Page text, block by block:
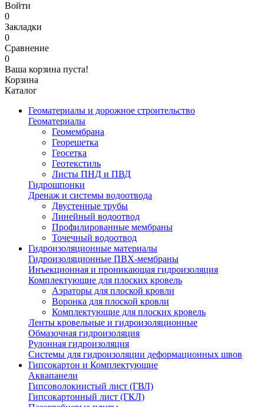
Войти
0
Закладки
0
Сравнение
0
Ваша корзина пуста!
Корзина
Каталог
Геоматериалы и дорожное строительство
Геоматериалы
Геомембрана
Георешетка
Геосетка
Геотекстиль
Листы ПНД и ПВД
Гидрошпонки
Дренаж и системы водоотвода
Двустенные трубы
Линейный водоотвод
Профилированные мембраны
Точечный водоотвод
Гидроизоляционные материалы
Гидроизоляционные ПВХ-мембраны
Инъекционная и проникающая гидроизоляция
Комплектующие для плоских кровель
Аэраторы для плоской кровли
Воронка для плоской кровли
Комплектующие для плоских кровель
Ленты кровельные и гидроизоляционные
Обмазочная гидроизоляция
Рулонная гидроизоляция
Системы для гидроизоляции деформационных швов
Гипсокартон и Комплектующие
Аквапанели
Гипсоволокнистый лист (ГВЛ)
Гипсокартонный лист (ГКЛ)